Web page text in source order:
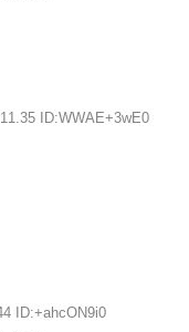
ID:WWAE+3wE0
ID:+ahcON9i0